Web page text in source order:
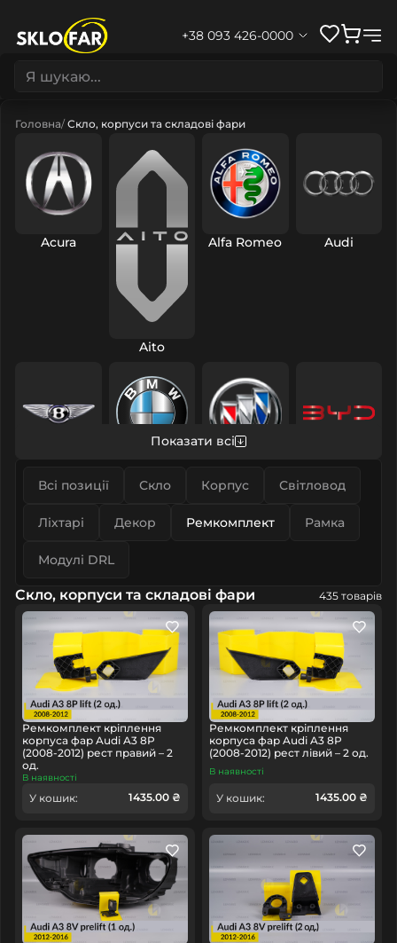
+38 093 426-0000
Головна Скло, корпуси та складові фари
Acura
Aito
Alfa Romeo Audi
Cadillac Changan Chery Chevrolet
Chrysler Citroen Cupra Dacia
Daewoo DAF Denza
Ford
Показати всі
Всі позиції Скло Корпус Світловод
Ліхтарі Декор Ремкомплект Рамка
Модулі DRL
Скло, корпуси та складові фари 435 товарів
Ремкомплект кріплення
корпуса фар Audi A3 8P
(2008-2012) рест правий – 2
од.
В наявності
У кошик: 1435.00 ₴
Ремкомплект кріплення
корпуса фар Audi A3 8P
(2008-2012) рест лівий – 2 од.
В наявності
У кошик: 1435.00 ₴